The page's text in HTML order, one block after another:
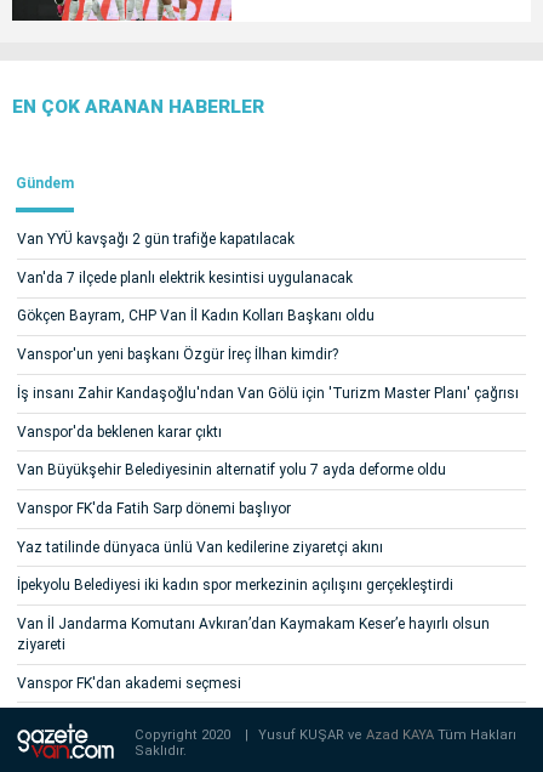
EN ÇOK ARANAN HABERLER
Gündem
Van YYÜ kavşağı 2 gün trafiğe kapatılacak
Van'da 7 ilçede planlı elektrik kesintisi uygulanacak
Gökçen Bayram, CHP Van İl Kadın Kolları Başkanı oldu
Vanspor'un yeni başkanı Özgür İreç İlhan kimdir?
İş insanı Zahir Kandaşoğlu'ndan Van Gölü için 'Turizm Master Planı' çağrısı
Vanspor'da beklenen karar çıktı
Van Büyükşehir Belediyesinin alternatif yolu 7 ayda deforme oldu
Vanspor FK'da Fatih Sarp dönemi başlıyor
Yaz tatilinde dünyaca ünlü Van kedilerine ziyaretçi akını
İpekyolu Belediyesi iki kadın spor merkezinin açılışını gerçekleştirdi
Van İl Jandarma Komutanı Avkıran’dan Kaymakam Keser’e hayırlı olsun
ziyareti
Vanspor FK'dan akademi seçmesi
Copyright 2020 Yusuf KUŞAR veAzad KAYATüm Hakları
Saklıdır.